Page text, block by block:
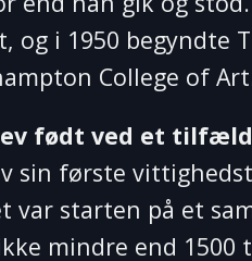
og i 1950 begyndte
College of
født ved et
sin første
var starten på et
mindre end